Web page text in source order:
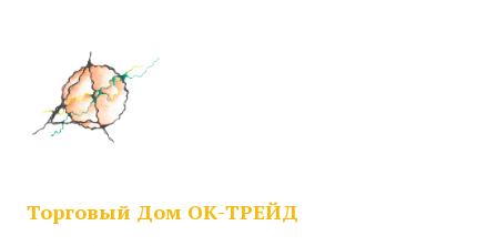
Торговый Дом ОК-ТРЕЙД